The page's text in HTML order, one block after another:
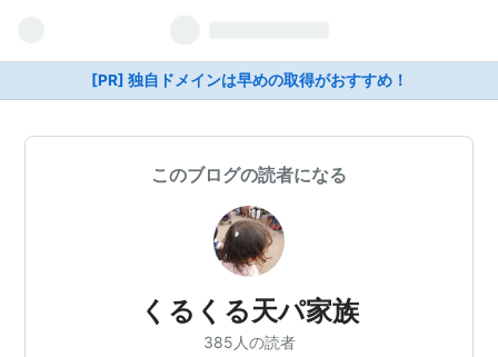
[PR] 独自ドメインは早めの取得がおすすめ！
このブログの読者になる
くるくる天パ家族
385人の読者